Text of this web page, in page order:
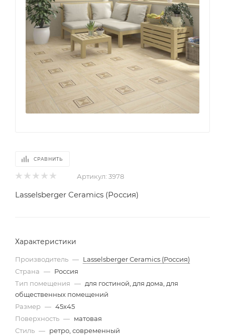
СРАВНИТЬ
Артикул: 3978
Lasselsberger Ceramics (Россия)
Характеристики
Производитель — Lasselsberger Ceramics (Россия)
Страна — Россия
Тип помещения — для гостиной, для дома, для
общественных помещений
Размер — 45x45
Поверхность — матовая
Стиль — ретро, современный